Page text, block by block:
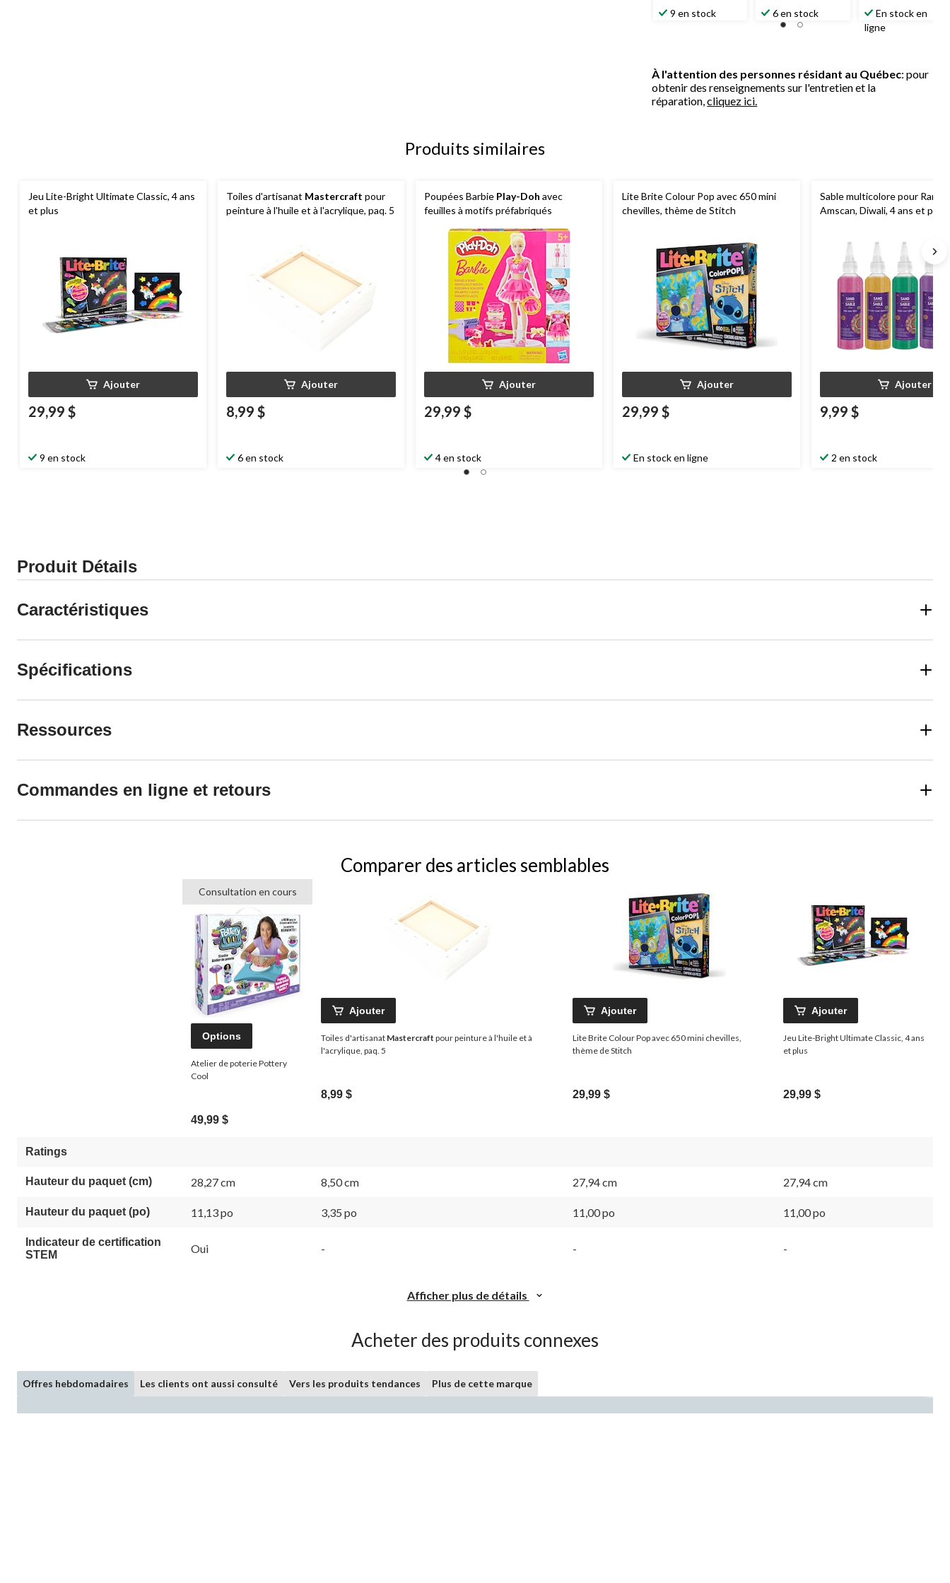
9 en stock 6 en stock
En stock en
ligne
À l'attention des personnes résidant au Québec: pour
obtenir des renseignements sur l'entretien et la
réparation,cliquez ici.
Produits similaires
Jeu Lite-Bright Ultimate Classic, 4 ans
et plus
Ajouter
29,99 $
9 en stock
Toiles d'artisanat Mastercraft pour
peinture à l'huile et à l'acrylique, paq. 5
Ajouter
8,99 $
6 en stock
Poupées Barbie Play-Doh avec
feuilles à motifs préfabriqués
Ajouter
29,99 $
4 en stock
Lite Brite Colour Pop avec 650 mini
chevilles, thème de Stitch
Ajouter
29,99 $
En stock en ligne
Sable multicolore pour
Amscan, Diwali, 4 ans et plus
Ajouter
9,99 $
2 en stock
Produit Détails
Caractéristiques
Spécifications
Ressources
Commandes en ligne et retours
Comparer des articles semblables
Consultation en cours
Options
Atelier de poterie Pottery
Cool
49,99 $
Ajouter
Toiles d'artisanat Mastercraft pour peinture à l'huile et à
l'acrylique, paq. 5
8,99 $
Ajouter
Lite Brite Colour Pop avec 650 mini chevilles,
thème de Stitch
29,99 $
Ajouter
Jeu Lite-Bright Ultimate Classic, 4 ans
et plus
29,99 $
Ratings
Hauteur du paquet (cm) 28,27 cm 8,50 cm 27,94 cm 27,94 cm
Hauteur du paquet (po) 11,13 po 3,35 po 11,00 po 11,00 po
Indicateur de certification
STEM
Oui - - -
Afficher plus de détails
Acheter des produits connexes
Offres hebdomadaires Les clients ont aussi consulté Vers les produits tendances Plus de cette marque